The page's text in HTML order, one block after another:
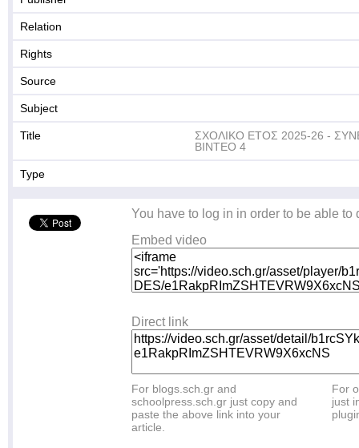
Relation
Rights
Source
Subject
Title
ΣΧΟΛΙΚΟ ΕΤΟΣ 2025-26 -
ΒΙΝΤΕΟ 4
Type
You have to log in in order to be able to
Embed video
Direct link
For blogs.sch.gr and
schoolpress.sch.gr just copy and
paste the above link into your
article.
For
just